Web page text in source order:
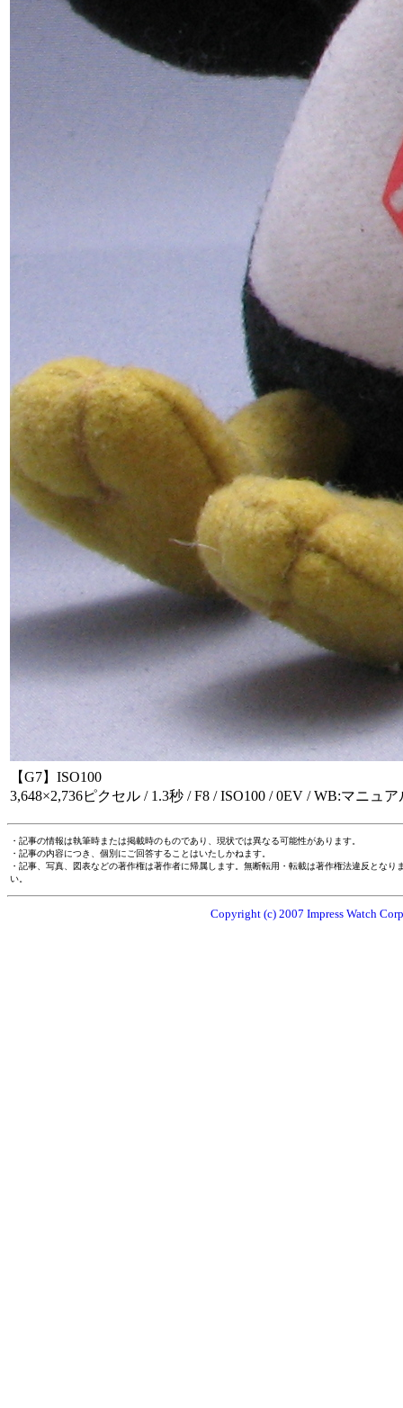
【G7】ISO100
3,648×2,736ピクセル / 1.3秒 / F8 / ISO100 / 0EV / WB:マニュア
・記事の情報は執筆時または掲載時のものであり、現状では異なる可能性があります。
・記事の内容につき、個別にご回答することはいたしかねます。
・記事、写真、図表などの著作権は著作者に帰属します。無断転用・転載は著作権法違反とな
い。
Copyright (c) 2007 Impress Watch